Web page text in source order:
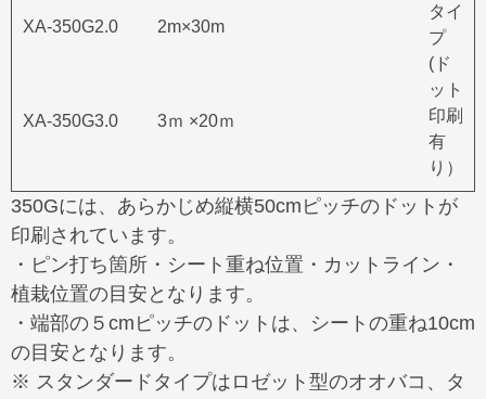
タイ
プ
(ド
ット
印刷
有
り）
XA-350G2.0 2m×30m
XA-350G3.0 3ｍ ×20ｍ
350Gには、あらかじめ縦横50cmピッチのドットが
印刷されています。
・ピン打ち箇所・シート重ね位置・カットライン・
植栽位置の目安となります。
・端部の５cmピッチのドットは、シートの重ね10cm
の目安となります。
※ スタンダードタイプはロゼット型のオオバコ、タ